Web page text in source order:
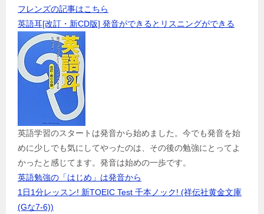
フレンズの記事はこちら
英語耳[改訂・新CD版] 発音ができるとリスニングができる
英語学習のスタートは発音から始めました。今でも発音を始
めに少しでも気にしてやったのは、その後の勉強にとってよ
かったと感じてます。発音は始めの一歩です。
英語勉強の「はじめ」は発音から
1日1分レッスン! 新TOEIC Test 千本ノック! (祥伝社黄金文庫
(Gな7-6))